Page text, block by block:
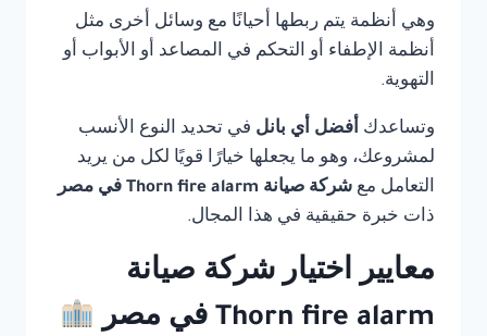
وهي أنظمة يتم ربطها أحيانًا مع وسائل أخرى مثل
أنظمة الإطفاء أو التحكم في المصاعد أو الأبواب أو
التهوية.
وتساعدك أفضل أي بانل في تحديد النوع الأنسب
لمشروعك، وهو ما يجعلها خيارًا قويًا لكل من يريد
التعامل مع شركة صيانة Thorn fire alarm في مصر
ذات خبرة حقيقية في هذا المجال.
معايير اختيار شركة صيانة
Thorn fire alarm في مصر